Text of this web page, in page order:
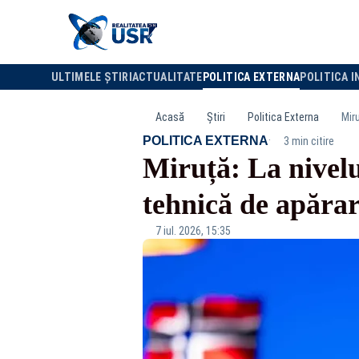
ULTIMELE ȘTIRI ACTUALITATE POLITICA EXTERNAPOLITICA
Acasă Știri Politica Externa
POLITICA EXTERNA· 3 min citire
Miruță: La
tehnică de
7 iul. 2026, 15:35